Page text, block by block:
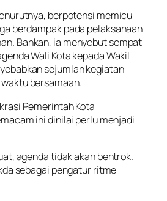
berpotensi memicu
berdampak pada pelaksanaan
Bahkan, ia menyebut sempat
Wali Kota kepada Wakil
sejumlah kegiatan
bersamaan.
Pemerintah Kota
ini dinilai perlu menjadi
agenda tidak akan bentrok.
sebagai pengatur ritme